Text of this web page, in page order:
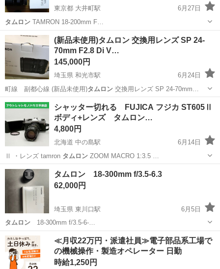
東京都 大井町駅
6月27日
タムロンTAMRON 18-200mm F…
東京 品川区 大井町駅 カメラ ソニー
(新品未使用)タムロン 交換用レンズ SP 24-
70mm F2.8 Di V…
145,000円
埼玉県 和光市駅
6月24日
町線 副都心線 (新品未使用)タムロン交換用レンズ SP 24-70mm…
埼玉 和光市 和光市駅 カメラ
シャッター切れる FUJICA フジカ ST605Ⅱ
ボディ+レンズ タムロン…
4,800円
北海道 中の島駅
6月14日
Ⅱ ・レンズ tamron タムロンZOOM MACRO 1:3.5 …
北海道 札幌市
タムロン 18-300mm f/3.5-6.3
62,000円
埼玉県 東川口駅
6月5日
タムロン18-300mm f/3.5-6-…
埼玉 さいたま市 東川口駅 カメラ
≪月収22万円・派遣社員≫電子部品系工場で
の機械操作・製造オペレーター 日勤
時給1,250円